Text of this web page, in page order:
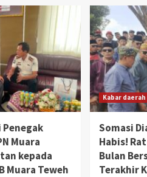
Muara
kepada
Muara Teweh
Kabar daerah
Somasi
Habis!
Bulan
Terakhir